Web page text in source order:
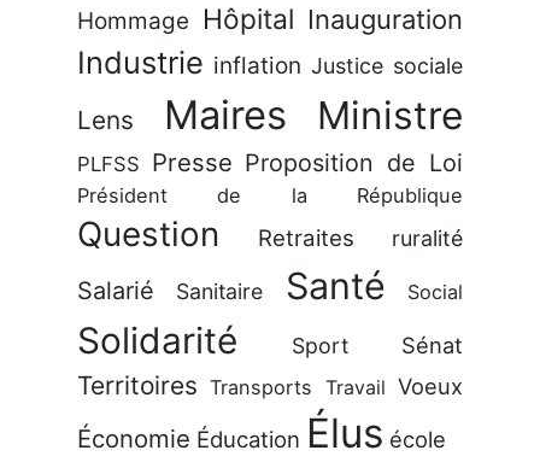
Hommage Hôpital Inauguration
Industrie inflation Justice sociale
Lens Maires Ministre
PLFSS Presse Proposition de Loi
Président de la République
Question Retraites ruralité
Salarié Sanitaire Santé Social
Solidarité Sport Sénat
Territoires Transports Travail Voeux
Économie Éducation Élus école